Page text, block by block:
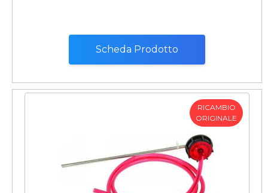
Scheda Prodotto
RICAMBIO
ORIGINALE